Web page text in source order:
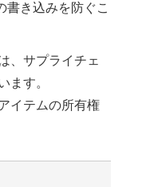
書き込みを防ぐこ
、サプライチェ
ます。
イテムの所有権